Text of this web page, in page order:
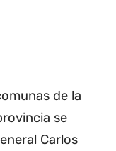
de la
se
Carlos